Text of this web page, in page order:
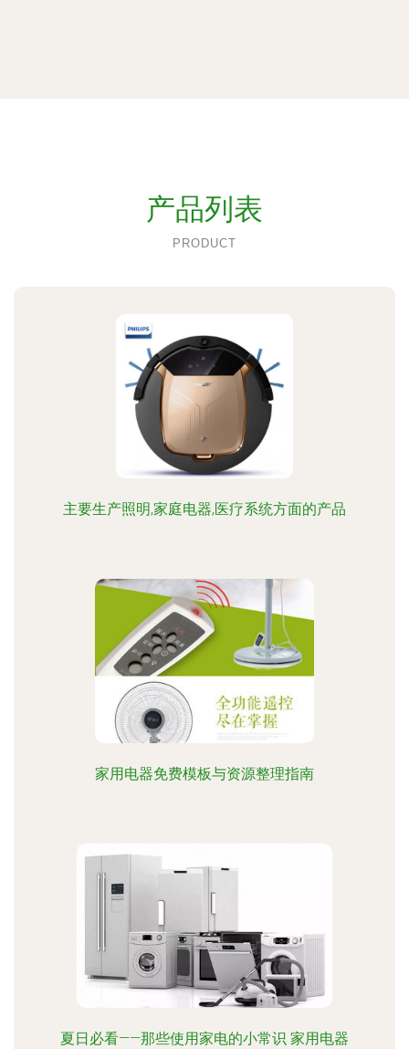
产品列表
PRODUCT
主要生产照明,家庭电器,医疗系统方面的产品
家用电器免费模板与资源整理指南
夏日必看——那些使用家电的小常识 家用电器